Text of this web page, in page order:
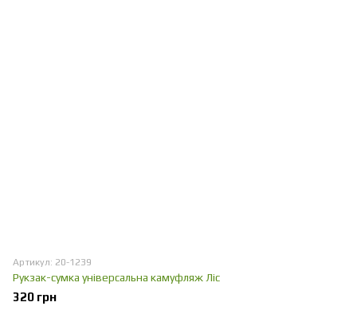
Артикул: 20-1239
Рукзак-сумка універсальна камуфляж Ліс
320 грн